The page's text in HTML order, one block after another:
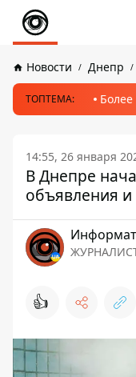
Новости Днепр
ТОПТЕМА:
14:55, 26 января
В Днепре
объявления и
👍